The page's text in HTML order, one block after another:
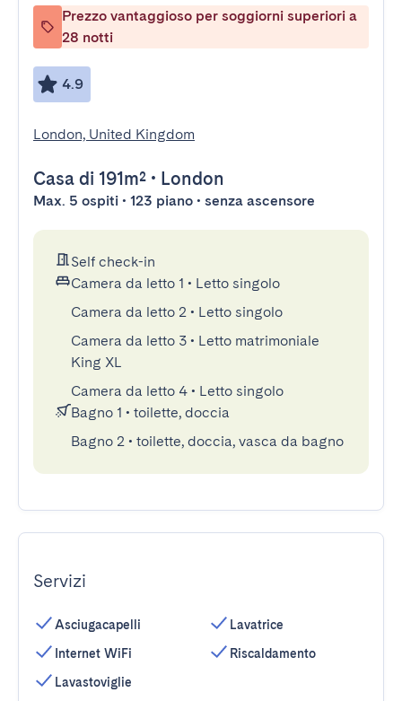
Prezzo vantaggioso per soggiorni superiori a
28 notti
4.9
London, United Kingdom
Casa di 191m² • London
Max. 5 ospiti • 123 piano • senza ascensore
Self check-in
Camera da letto 1 • Letto singolo
Camera da letto 2 • Letto singolo
Camera da letto 3 • Letto matrimoniale
King XL
Camera da letto 4 • Letto singolo
Bagno 1 • toilette, doccia
Bagno 2 • toilette, doccia, vasca da bagno
Servizi
Asciugacapelli
Internet WiFi
Lavastoviglie
Lavatrice
Riscaldamento